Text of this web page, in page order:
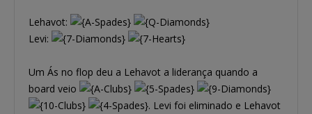
Lehavot:
Levi:
Um Ás no flop deu a Lehavot a liderança quando a
board veio
. Levi foi eliminado e Lehavot